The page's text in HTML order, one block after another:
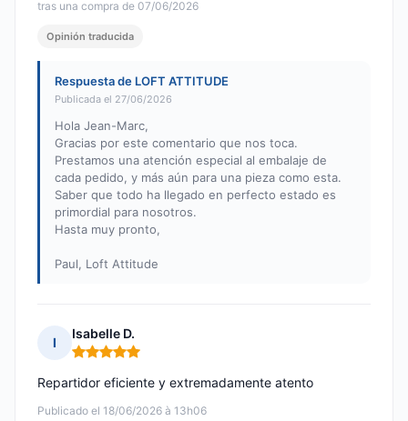
tras una compra de 07/06/2026
Opinión traducida
Respuesta de LOFT ATTITUDE
Publicada el 27/06/2026
Hola Jean-Marc,
Gracias por este comentario que nos toca.
Prestamos una atención especial al embalaje de
cada pedido, y más aún para una pieza como esta.
Saber que todo ha llegado en perfecto estado es
primordial para nosotros.
Hasta muy pronto,
Paul, Loft Attitude
I
Isabelle D.
Nota: 5 de 5
Publicado el 18/06/2026 à 13h06
Repartidor eficiente y extremadamente atento